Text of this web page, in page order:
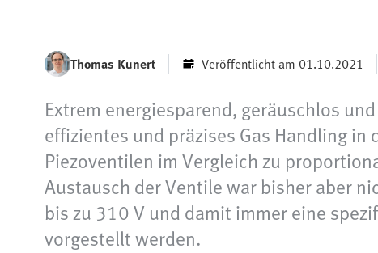
Thomas Kunert Veröffentlicht am 01.10.2021
Extrem energiesparend, geräuschlos
effizientes und präzises Gas Handling
Piezoventilen im Vergleich zu
Austausch der Ventile war bisher aber
bis zu 310 V und damit immer eine
vorgestellt werden.